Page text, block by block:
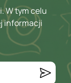
W tym celu
informacji